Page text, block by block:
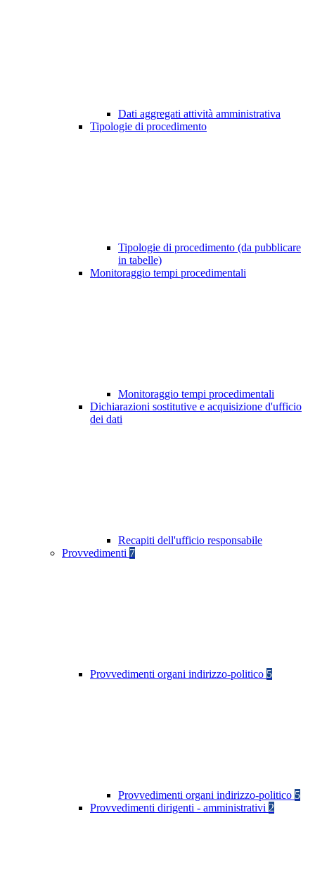
Dati aggregati attività amministrativa
Tipologie di procedimento
Tipologie di procedimento (da pubblicare
in tabelle)
Monitoraggio tempi procedimentali
Monitoraggio tempi procedimentali
Dichiarazioni sostitutive e acquisizione d'ufficio
dei dati
Recapiti dell'ufficio responsabile
Provvedimenti 7
Provvedimenti organi indirizzo-politico 5
Provvedimenti organi indirizzo-politico 5
Provvedimenti dirigenti - amministrativi 2